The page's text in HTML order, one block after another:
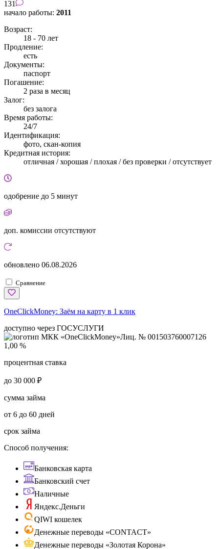
131
начало работы: 2011
Возраст:
18 - 70 лет
Продление:
есть
Документы:
паспорт
Погашение:
2 раза в месяц
Залог:
без залога
Время работы:
24/7
Идентификация:
фото, скан-копия
Кредитная история:
отличная / хорошая / плохая / без проверки / отсутствует
одобрение до 5 минут
доп. комиссии отсутствуют
обновлено 06.08.2026
Сравнение
OneClickMoney: Заём на карту в 1 клик
доступно через ГОСУСЛУГИ
Лиц. № 001503760007126
1,00 %
процентная ставка
до 30 000 ₽
сумма займа
от 6 до 60 дней
срок займа
Способ получения:
Банковская карта
Банковский счет
Наличные
Яндекс.Деньги
QIWI кошелек
Денежные переводы «CONTACT»
Денежные переводы «Золотая Корона»